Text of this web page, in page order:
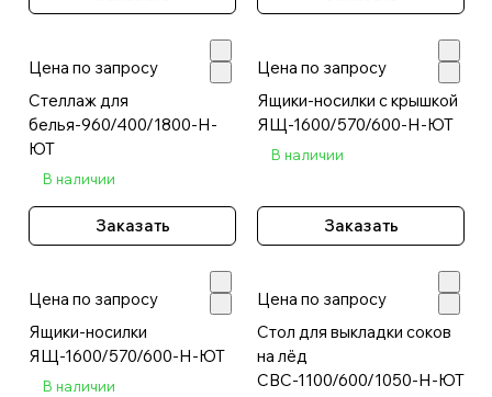
Цена по запросу
Стеллаж для
белья-960/400/1800-Н-
ЮТ
В наличии
Заказать
Цена по запросу
Ящики-носилки с крышкой
ЯЩ-1600/570/600-Н-ЮТ
В наличии
Заказать
Цена по запросу
Ящики-носилки
ЯЩ-1600/570/600-Н-ЮТ
В наличии
Цена по запросу
Стол для выкладки соков
на лёд
СВС-1100/600/1050-Н-ЮТ